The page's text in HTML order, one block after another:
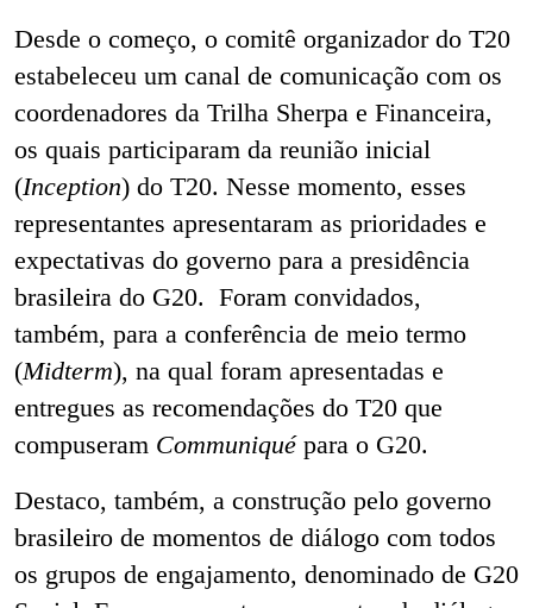
Desde o começo, o comitê organizador do T20
estabeleceu um canal de comunicação com os
coordenadores da Trilha Sherpa e Financeira,
os quais participaram da reunião inicial
(Inception) do T20. Nesse momento, esses
representantes apresentaram as prioridades e
expectativas do governo para a presidência
brasileira do G20. Foram convidados,
também, para a conferência de meio termo
(Midterm), na qual foram apresentadas e
entregues as recomendações do T20 que
compuseram Communiquépara o G20.
Destaco, também, a construção pelo governo
brasileiro de momentos de diálogo com todos
os grupos de engajamento, denominado de G20